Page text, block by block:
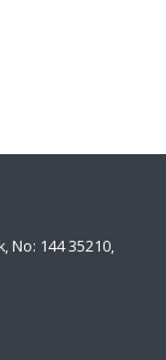
No: 144 35210,